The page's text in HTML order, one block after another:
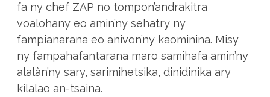
fa ny chef ZAP no tompon’andrakitra
voalohany eo amin’ny sehatry ny
fampianarana eo anivon’ny kaominina. Misy
ny fampahafantarana maro samihafa amin’ny
alalàn’ny sary, sarimihetsika, dinidinika ary
kilalao an-tsaina.